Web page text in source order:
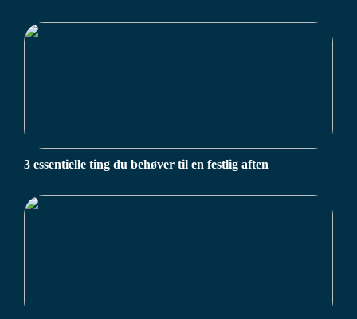
3 essentielle ting du behøver til en festlig aften